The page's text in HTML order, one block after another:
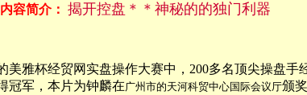
内容简介： 揭开控盘＊＊神秘的的独门利器
美雅杯经贸网实盘操作大赛中，200多名顶尖操盘手
冠军，本片为钟麟在广州市的天河科贸中心国际会议厅颁